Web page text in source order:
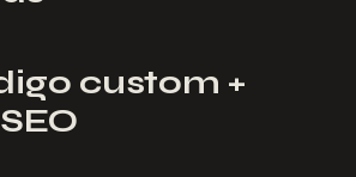
custom +